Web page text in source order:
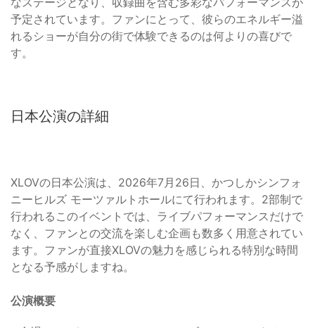
予定されています。ファンにとって、彼らのエネルギー溢
れるショーが自分の街で体験できるのは何よりの喜びで
す。
日本公演の詳細
XLOVの日本公演は、2026年7月26日、かつしかシンフォ
ニーヒルズ モーツァルトホールにて行われます。2部制で
行われるこのイベントでは、ライブパフォーマンスだけで
なく、ファンとの交流を楽しむ企画も数多く用意されてい
ます。ファンが直接XLOVの魅力を感じられる特別な時間
となる予感がしますね。
公演概要